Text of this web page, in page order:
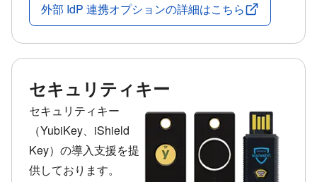
外部 IdP 連携オプションの詳細はこちら
セキュリティキー
セキュリティキー
（YubiKey、iShield
Key）の導入支援を提
供しております。